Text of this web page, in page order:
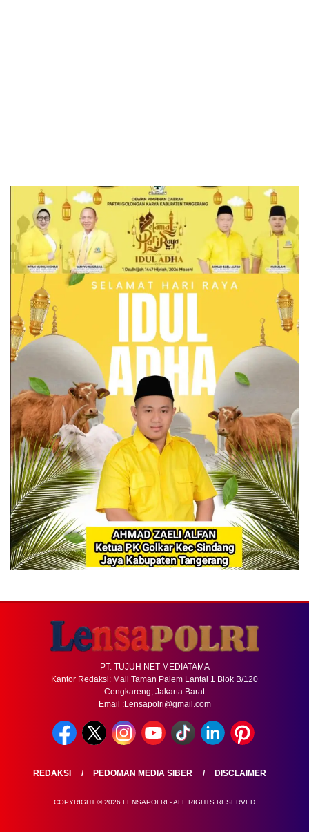
PT. TUJUH NET MEDIATAMA
Kantor Redaksi: Mall Taman Palem Lantai 1 Blok B/120
Cengkareng, Jakarta Barat
Email :Lensapolri@gmail.com
REDAKSI PEDOMAN MEDIA SIBER DISCLAIMER
COPYRIGHT © 2026 LENSAPOLRI - ALL RIGHTS RESERVED